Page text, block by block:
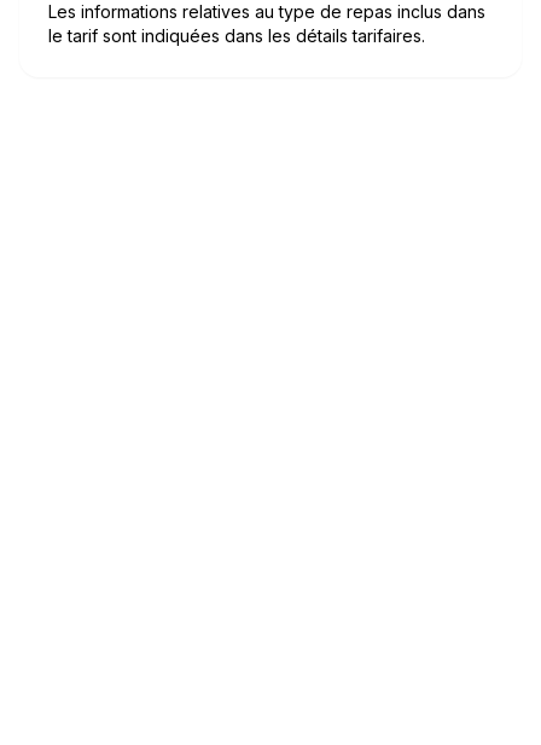
Les informations relatives au type de repas inclus dans
le tarif sont indiquées dans les détails tarifaires.